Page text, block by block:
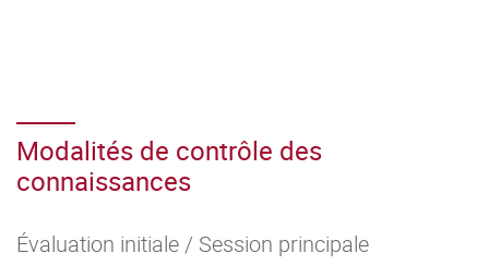
Modalités de contrôle des
connaissances
Évaluation initiale / Session principale